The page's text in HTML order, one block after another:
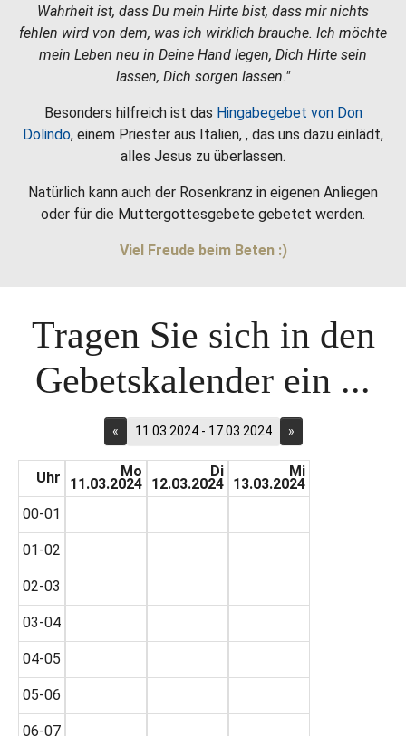
Wahrheit ist, dass Du mein Hirte bist, dass mir nichts
fehlen wird von dem, was ich wirklich brauche. Ich möchte
mein Leben neu in Deine Hand legen, Dich Hirte sein
lassen, Dich sorgen lassen."
Besonders hilfreich ist das Hingabegebet von Don
Dolindo, einem Priester aus Italien, , das uns dazu einlädt,
alles Jesus zu überlassen.
Natürlich kann auch der Rosenkranz in eigenen Anliegen
oder für die Muttergottesgebete gebetet werden.
Viel Freude beim Beten :)
Tragen Sie sich in den
Gebetskalender ein ...
« 11.03.2024 - 17.03.2024 »
Uhr
00-01
01-02
02-03
03-04
04-05
05-06
06-07
Mo
11.03.2024
Di
12.03.2024
Mi
13.03.2024